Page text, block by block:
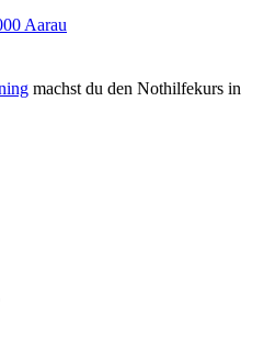
Aarau
machst du den Nothilfekurs in